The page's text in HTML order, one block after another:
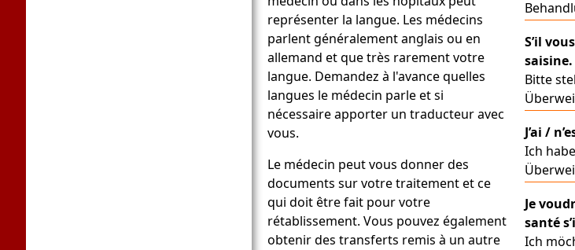
représenter la langue. Les médecins
parlent généralement anglais ou en
allemand et que très rarement votre
langue. Demandez à l'avance quelles
langues le médecin parle et si
nécessaire apporter un traducteur avec
vous.
Le médecin peut vous donner des
documents sur votre traitement et ce
qui doit être fait pour votre
rétablissement. Vous pouvez également
obtenir des transferts remis à un autre
S’il
saisine.
Bitte
J’ai /
Ich
Je
santé
Ich